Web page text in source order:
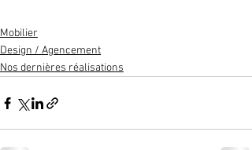
Mobilier
Design / Agencement
Nos dernières réalisations